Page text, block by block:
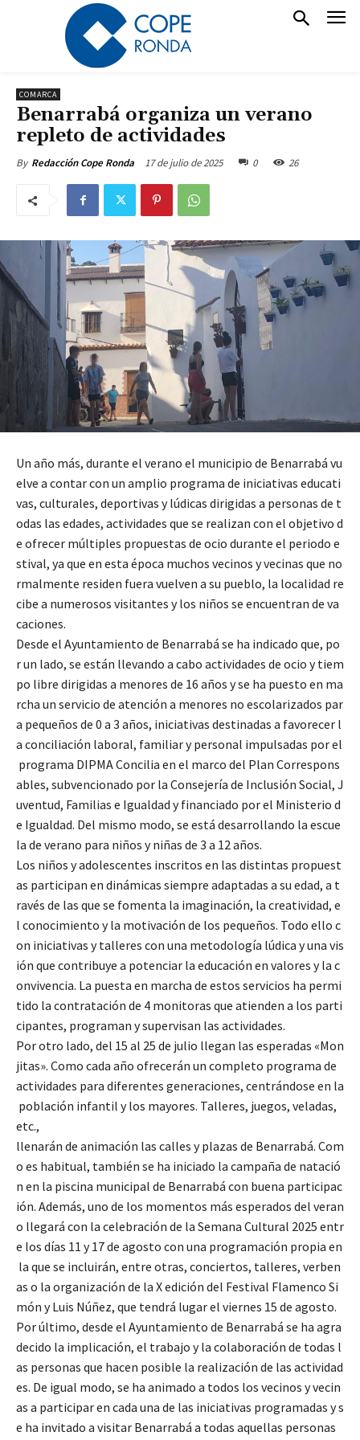
COMARCA
Benarrabá organiza un verano
repleto de actividades
By Redacción Cope Ronda 17 de julio de 2025 0 26
Un año más, durante el verano el municipio de Benarrabá vu
elve a contar con un amplio programa de iniciativas educati
vas, culturales, deportivas y lúdicas dirigidas a personas de t
odas las edades, actividades que se realizan con el objetivo d
e ofrecer múltiples propuestas de ocio durante el periodo e
stival, ya que en esta época muchos vecinos y vecinas que no
rmalmente residen fuera vuelven a su pueblo, la localidad re
cibe a numerosos visitantes y los niños se encuentran de va
caciones.
Desde el Ayuntamiento de Benarrabá se ha indicado que, po
r un lado, se están llevando a cabo actividades de ocio y tiem
po libre dirigidas a menores de 16 años y se ha puesto en ma
rcha un servicio de atención a menores no escolarizados par
a pequeños de 0 a 3 años, iniciativas destinadas a favorecer l
a conciliación laboral, familiar y personal impulsadas por el
programa DIPMA Concilia en el marco del Plan Correspons
ables, subvencionado por la Consejería de Inclusión Social, J
uventud, Familias e Igualdad y financiado por el Ministerio d
e Igualdad. Del mismo modo, se está desarrollando la escue
la de verano para niños y niñas de 3 a 12 años.
Los niños y adolescentes inscritos en las distintas propuest
as participan en dinámicas siempre adaptadas a su edad, a t
ravés de las que se fomenta la imaginación, la creatividad, e
l conocimiento y la motivación de los pequeños. Todo ello c
on iniciativas y talleres con una metodología lúdica y una vis
ión que contribuye a potenciar la educación en valores y la c
onvivencia. La puesta en marcha de estos servicios ha permi
tido la contratación de 4 monitoras que atienden a los parti
cipantes, programan y supervisan las actividades.
Por otro lado, del 15 al 25 de julio llegan las esperadas «Mon
jitas». Como cada año ofrecerán un completo programa de
actividades para diferentes generaciones, centrándose en la
población infantil y los mayores. Talleres, juegos, veladas,
etc.,
llenarán de animación las calles y plazas de Benarrabá. Com
o es habitual, también se ha iniciado la campaña de natació
n en la piscina municipal de Benarrabá con buena participac
ión. Además, uno de los momentos más esperados del veran
o llegará con la celebración de la Semana Cultural 2025 entr
e los días 11 y 17 de agosto con una programación propia en
la que se incluirán, entre otras, conciertos, talleres, verben
as o la organización de la X edición del Festival Flamenco Si
món y Luis Núñez, que tendrá lugar el viernes 15 de agosto.
Por último, desde el Ayuntamiento de Benarrabá se ha agra
decido la implicación, el trabajo y la colaboración de todas l
as personas que hacen posible la realización de las actividad
es. De igual modo, se ha animado a todos los vecinos y vecin
as a participar en cada una de las iniciativas programadas y s
e ha invitado a visitar Benarrabá a todas aquellas personas